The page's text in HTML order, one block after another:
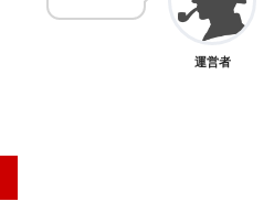
運営者